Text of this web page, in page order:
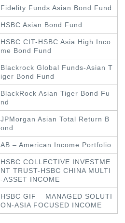
Fidelity Funds Asian Bond Fund
HSBC Asian Bond Fund
HSBC CIT-HSBC Asia High Inco
me Bond Fund
Blackrock Global Funds-Asian T
iger Bond Fund
BlackRock Asian Tiger Bond Fu
nd
JPMorgan Asian Total Return B
ond
AB – American Income Portfolio
HSBC COLLECTIVE INVESTME
NT TRUST-HSBC CHINA MULTI
-ASSET INCOME
HSBC GIF – MANAGED SOLUTI
ON-ASIA FOCUSED INCOME